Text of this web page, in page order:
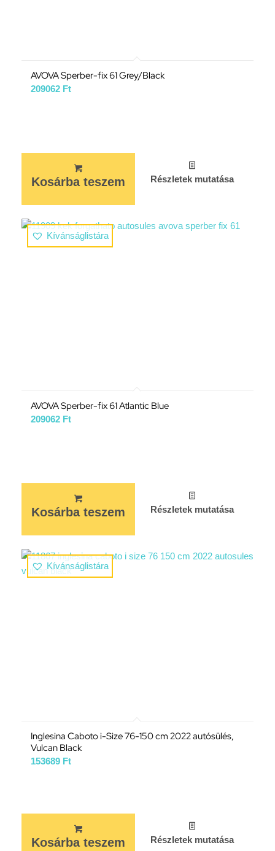
AVOVA Sperber-fix 61 Grey/Black
209062 Ft
Kosárba teszem Részletek mutatása
Kívánságlistára
AVOVA Sperber-fix 61 Atlantic Blue
209062 Ft
Kosárba teszem Részletek mutatása
Kívánságlistára
Inglesina Caboto i-Size 76-150 cm 2022 autósülés,
Vulcan Black
153689 Ft
Kosárba teszem Részletek mutatása